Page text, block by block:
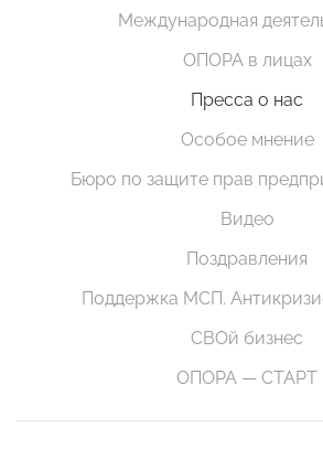
Международная
ОПОРА в лицах
Пресса о нас
Особое мнение
Бюро по защите прав
Видео
Поздравления
Поддержка МСП.
СВОй бизнес
ОПОРА — СТАРТ